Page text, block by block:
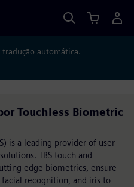
tradução automática.
Touchless Biometric
is a leading provider of user-
TBS touch and
edge biometrics, ensure
recognition, and iris to